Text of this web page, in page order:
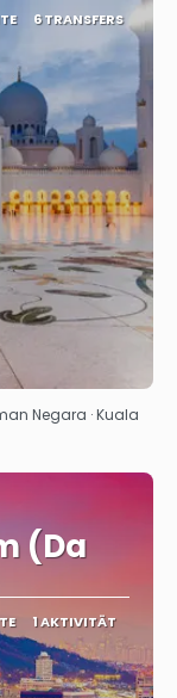
6 TRANSFERS
Negara · Kuala
(Da
1 AKTIVITÄT